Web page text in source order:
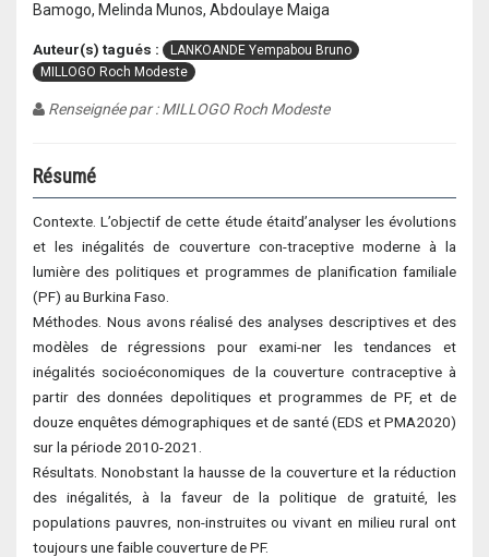
Bamogo, Melinda Munos, Abdoulaye Maiga
Auteur(s) tagués :
LANKOANDE Yempabou Bruno
MILLOGO Roch Modeste
Renseignée par : MILLOGO Roch Modeste
Résumé
Contexte. L’objectif de cette étude étaitd’analyser les évolutions
et les inégalités de couverture con-traceptive moderne à la
lumière des politiques et programmes de planification familiale
(PF) au Burkina Faso.
Méthodes. Nous avons réalisé des analyses descriptives et des
modèles de régressions pour exami-ner les tendances et
inégalités socioéconomiques de la couverture contraceptive à
partir des données depolitiques et programmes de PF, et de
douze enquêtes démographiques et de santé (EDS et PMA2020)
sur la période 2010-2021.
Résultats. Nonobstant la hausse de la couverture et la réduction
des inégalités, à la faveur de la politique de gratuité, les
populations pauvres, non-instruites ou vivant en milieu rural ont
toujours une faible couverture de PF.